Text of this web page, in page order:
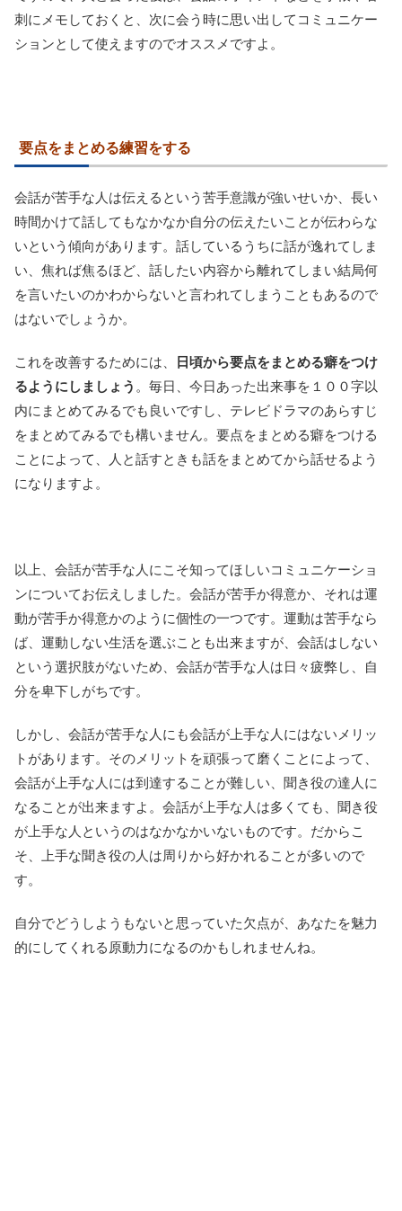
刺にメモしておくと、次に会う時に思い出してコミュニケー
ションとして使えますのでオススメですよ。
要点をまとめる練習をする
会話が苦手な人は伝えるという苦手意識が強いせいか、長い
時間かけて話してもなかなか自分の伝えたいことが伝わらな
いという傾向があります。話しているうちに話が逸れてしま
い、焦れば焦るほど、話したい内容から離れてしまい結局何
を言いたいのかわからないと言われてしまうこともあるので
はないでしょうか。
これを改善するためには、
日頃から要点をまとめる癖をつけ
るようにしましょう 。毎日、今日あった出来事を１００字以
内にまとめてみるでも良いですし、テレビドラマのあらすじ
をまとめてみるでも構いません。要点をまとめる癖をつける
ことによって、人と話すときも話をまとめてから話せるよう
になりますよ。
以上、会話が苦手な人にこそ知ってほしいコミュニケーショ
ンについてお伝えしました。会話が苦手か得意か、それは運
動が苦手か得意かのように個性の一つです。運動は苦手なら
ば、運動しない生活を選ぶことも出来ますが、会話はしない
という選択肢がないため、会話が苦手な人は日々疲弊し、自
分を卑下しがちです。
しかし、会話が苦手な人にも会話が上手な人にはないメリッ
トがあります。そのメリットを頑張って磨くことによって、
会話が上手な人には到達することが難しい、聞き役の達人に
なることが出来ますよ。会話が上手な人は多くても、聞き役
が上手な人というのはなかなかいないものです。だからこ
そ、上手な聞き役の人は周りから好かれることが多いので
す。
自分でどうしようもないと思っていた欠点が、あなたを魅力
的にしてくれる原動力になるのかもしれませんね。